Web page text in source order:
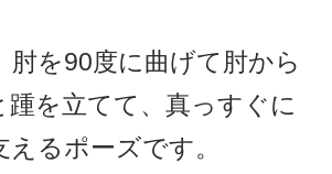
肘を90度に曲げて肘から
踵を立てて、真っすぐに
えるポーズです。